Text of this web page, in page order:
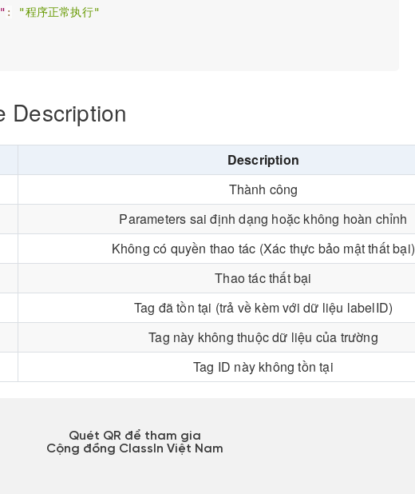
:
"程序正常执行"
Description
Description
Thành công
Parameters sai định dạng hoặc không hoàn chỉnh
Không có quyền thao tác (Xác thực bảo mật thất bại)
Thao tác thất bại
Tag đã tồn tại (trả về kèm với dữ liệu labelID)
Tag này không thuộc dữ liệu của trường
Tag ID này không tồn tại
Quét QR để tham gia
Cộng đồng ClassIn Việt Nam